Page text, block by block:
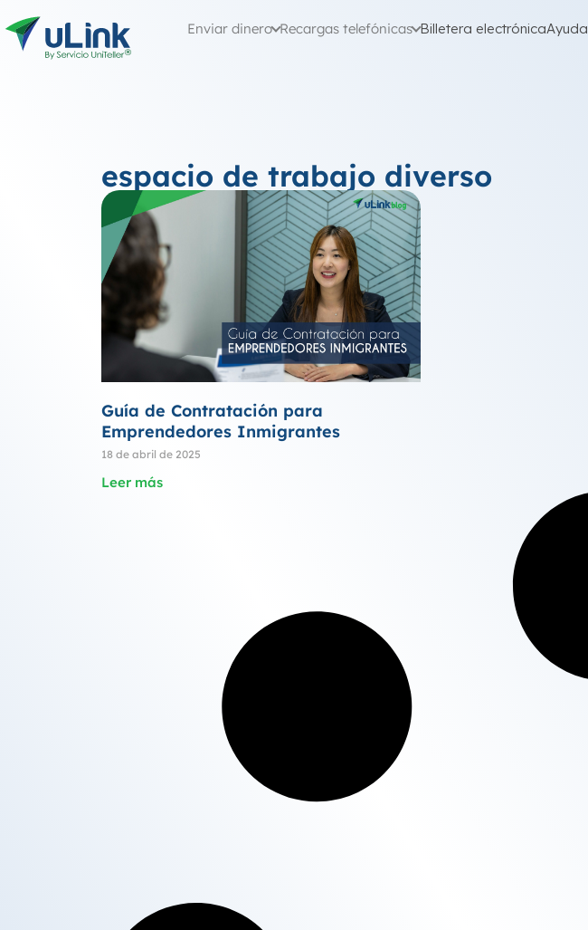
Enviar dinero Recargas telefónicas Billetera electrónicaAyuda
espacio de trabajo diverso
Guía de Contratación para
Emprendedores Inmigrantes
18 de abril de 2025
Leer más